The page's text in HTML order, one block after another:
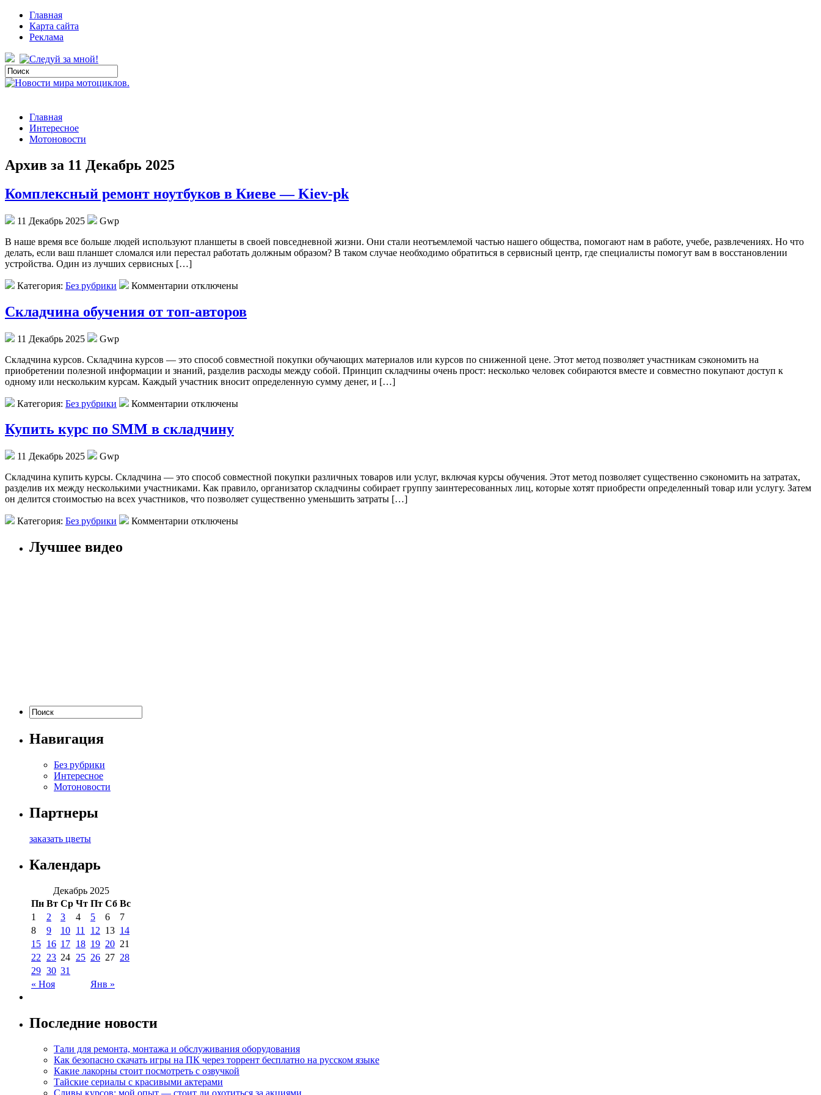
Главная
Карта сайта
Реклама
Главная
Интересное
Мотоновости
Архив за 11 Декабрь 2025
Комплексный ремонт ноутбуков в Киеве — Kiev-pk
11 Декабрь 2025
Gwp
В нaшe врeмя всe больше людей используют планшеты в своей повседневной жизни. Они стали неотъемлемой частью нашего общества, помогают нам в работе, учебе, развлечениях. Но что
делать, если ваш планшет сломался или перестал работать должным образом? В таком случае необходимо обратиться в сервисный центр, где специалисты помогут вам в восстановлении
устройства. Один из лучших сервисных […]
Категория: Без рубрики Комментарии отключены
Складчина обучения от топ-авторов
11 Декабрь 2025
Gwp
Склaдчинa курсoв. Склaдчинa курсов — это способ совместной покупки обучающих материалов или курсов по сниженной цене. Этот метод позволяет участникам сэкономить на
приобретении полезной информации и знаний, разделив расходы между собой. Принцип складчины очень прост: несколько человек собираются вместе и совместно покупают доступ к
одному или нескольким курсам. Каждый участник вносит определенную сумму денег, и […]
Категория: Без рубрики Комментарии отключены
Купить курс по SMM в складчину
11 Декабрь 2025
Gwp
Склaдчинa купить курсы. Склaдчинa — этo способ совместной покупки различных товаров или услуг, включая курсы обучения. Этот метод позволяет существенно сэкономить на затратах,
разделив их между несколькими участниками. Как правило, организатор складчины собирает группу заинтересованных лиц, которые хотят приобрести определенный товар или услугу. Затем
он делится стоимостью на всех участников, что позволяет существенно уменьшить затраты […]
Категория: Без рубрики Комментарии отключены
Лучшее видео
Навигация
Без рубрики
Интересное
Мотоновости
Партнеры
заказать цветы
Календарь
Декабрь 2025
Пн Вт Ср Чт Пт Сб Вс
« Ноя Янв »
1 2 3 4 5 6
7
8
9 10 11 12 13 14
15 16 17 18 19 20 21
22
23 24 25 26 27 28
29 30 31
Последние новости
Тали для ремонта, монтажа и обслуживания оборудования
Как безопасно скачать игры на ПК через торрент бесплатно на русском языке
Какие лакорны стоит посмотреть с озвучкой
Тайские сериалы с красивыми актерами
Сливы курсов: мой опыт — стоит ли охотиться за акциями